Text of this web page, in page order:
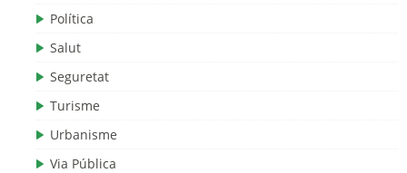
Política
Salut
Seguretat
Turisme
Urbanisme
Via Pública